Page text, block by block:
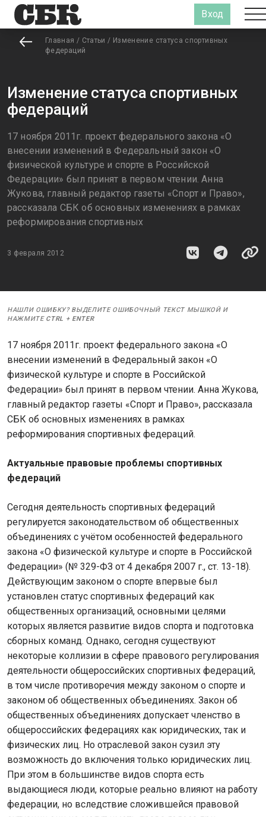
Вход
Главная / Статьи / Изменение статуса спортивных
федераций
Изменение статуса спортивных
федераций
17 ноября 2011г. проект федерального закона «О
внесении изменений в Федеральный закон «О
физической культуре и спорте в Российской
Федерации» был принят в первом чтении. Анна
Жукова, главный редактор газеты «Спорт и Право»,
рассказала СБК об основных изменениях в рамках
реформирования спортивных
3 февраля 2012
НАШЛИ ОШИБКУ? ВЫДЕЛИТЕ ОШИБОЧНЫЙ ТЕКСТ МЫШКОЙ И
НАЖМИТЕ CTRL + ENTER
17 ноября 2011г. проект федерального закона «О
внесении изменений в Федеральный закон «О
физической культуре и спорте в Российской
Федерации» был принят в первом чтении. Анна Жукова,
главный редактор газеты «Спорт и Право», рассказала
СБК об основных изменениях в рамках
реформирования спортивных федераций.
Актуальные правовые проблемы спортивных
федераций
Сегодня деятельность спортивных федераций
регулируется законодательством об общественных
объединениях с учётом особенностей федерального
закона «О физической культуре и спорте в Российской
Федерации» (№ 329-ФЗ от 4 декабря 2007 г., ст. 13-18).
Действующим законом о спорте впервые был
установлен статус спортивных федераций как
общественных организаций, основными целями
которых является развитие видов спорта и подготовка
сборных команд. Однако, сегодня существуют
некоторые коллизии в сфере правового регулирования
деятельности общероссийских спортивных федераций,
в том числе противоречия между законом о спорте и
законом об общественных объединениях. Закон об
общественных объединениях допускает членство в
общероссийских федерациях как юридических, так и
физических лиц. Но отраслевой закон сузил эту
возможность до включения только юридических лиц.
При этом в большинстве видов спорта есть
выдающиеся люди, которые реально влияют на работу
федерации, но вследствие сложившейся правовой